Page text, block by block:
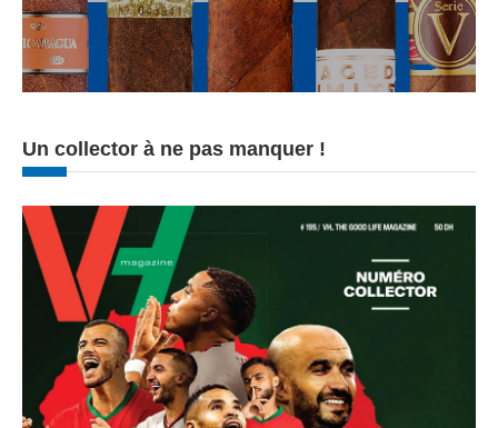
Un collector à ne pas manquer !